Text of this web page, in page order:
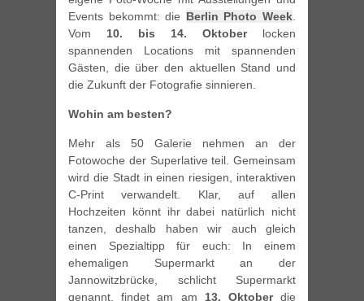
Events bekommt: die Berlin Photo Week.
Vom 10. bis 14. Oktoberlocken
spannenden Locations mit spannenden
Gästen, die über den aktuellen Stand und
die Zukunft der Fotografie sinnieren.
Wohin am besten?
Mehr als 50 Galerie nehmen an der
Fotowoche der Superlative teil. Gemeinsam
wird die Stadt in einen riesigen, interaktiven
C-Print verwandelt. Klar, auf allen
Hochzeiten könnt ihr dabei natürlich nicht
tanzen, deshalb haben wir auch gleich
einen Spezialtipp für euch: In einem
ehemaligen Supermarkt an der
Jannowitzbrücke, schlicht Supermarkt
genannt, findet am am 13. Oktoberdie